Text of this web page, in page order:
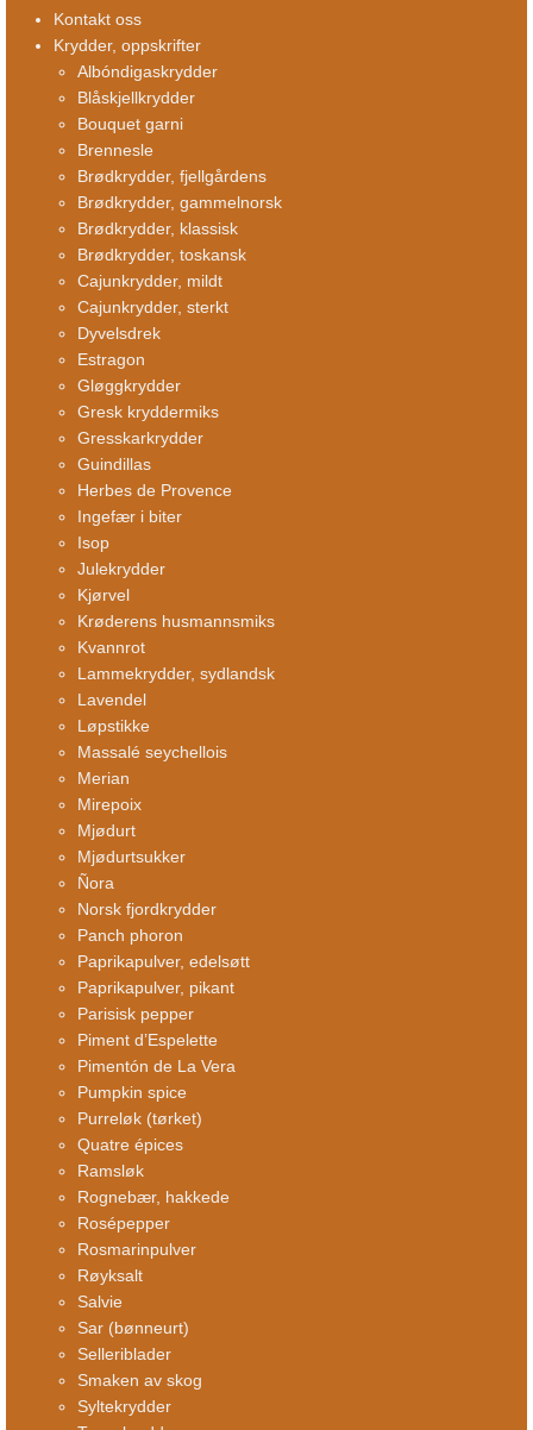
Kontakt oss
Krydder, oppskrifter
Albóndigaskrydder
Blåskjellkrydder
Bouquet garni
Brennesle
Brødkrydder, fjellgårdens
Brødkrydder, gammelnorsk
Brødkrydder, klassisk
Brødkrydder, toskansk
Cajunkrydder, mildt
Cajunkrydder, sterkt
Dyvelsdrek
Estragon
Gløggkrydder
Gresk kryddermiks
Gresskarkrydder
Guindillas
Herbes de Provence
Ingefær i biter
Isop
Julekrydder
Kjørvel
Krøderens husmannsmiks
Kvannrot
Lammekrydder, sydlandsk
Lavendel
Løpstikke
Massalé seychellois
Merian
Mirepoix
Mjødurt
Mjødurtsukker
Ñora
Norsk fjordkrydder
Panch phoron
Paprikapulver, edelsøtt
Paprikapulver, pikant
Parisisk pepper
Piment d’Espelette
Pimentón de La Vera
Pumpkin spice
Purreløk (tørket)
Quatre épices
Ramsløk
Rognebær, hakkede
Rosépepper
Rosmarinpulver
Røyksalt
Salvie
Sar (bønneurt)
Selleriblader
Smaken av skog
Syltekrydder